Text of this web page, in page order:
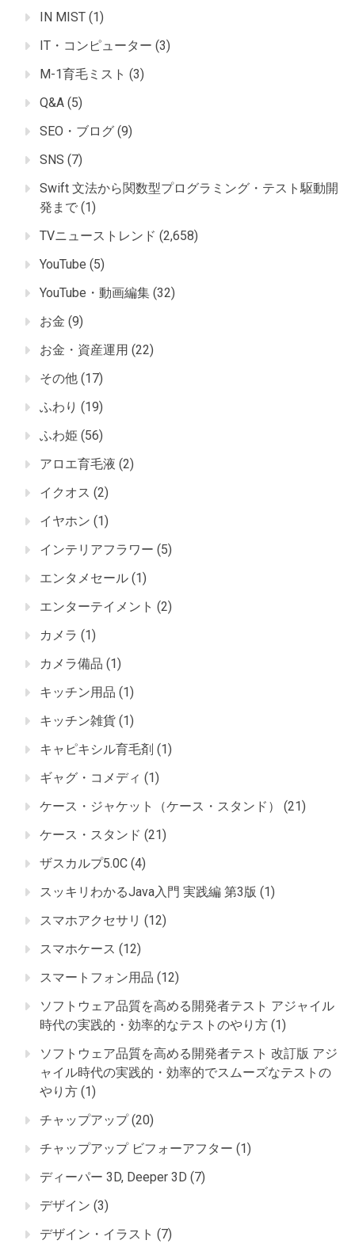
IN MIST (1)
IT・コンピューター (3)
M-1育毛ミスト (3)
Q&A (5)
SEO・ブログ (9)
SNS (7)
Swift 文法から関数型プログラミング・テスト駆動開
発まで (1)
TVニューストレンド (2,658)
YouTube (5)
YouTube・動画編集 (32)
お金 (9)
お金・資産運用 (22)
その他 (17)
ふわり (19)
ふわ姫 (56)
アロエ育毛液 (2)
イクオス (2)
イヤホン (1)
インテリアフラワー (5)
エンタメセール (1)
エンターテイメント (2)
カメラ (1)
カメラ備品 (1)
キッチン用品 (1)
キッチン雑貨 (1)
キャピキシル育毛剤 (1)
ギャグ・コメディ (1)
ケース・ジャケット（ケース・スタンド）
(21)
ケース・スタンド (21)
ザスカルプ5.0C (4)
スッキリわかるJava入門 実践編 第3版 (1)
スマホアクセサリ (12)
スマホケース (12)
スマートフォン用品 (12)
ソフトウェア品質を高める開発者テスト アジャイル
時代の実践的・効率的なテストのやり方 (1)
ソフトウェア品質を高める開発者テスト 改訂版 アジ
ャイル時代の実践的・効率的でスムーズなテストの
やり方 (1)
チャップアップ(20)
チャップアップ ビフォーアフター (1)
ディーパー 3D, Deeper 3D (7)
デザイン (3)
デザイン・イラスト (7)